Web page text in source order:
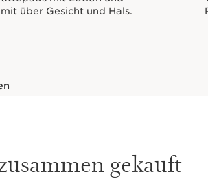
über Gesicht und Hals.
gekauft